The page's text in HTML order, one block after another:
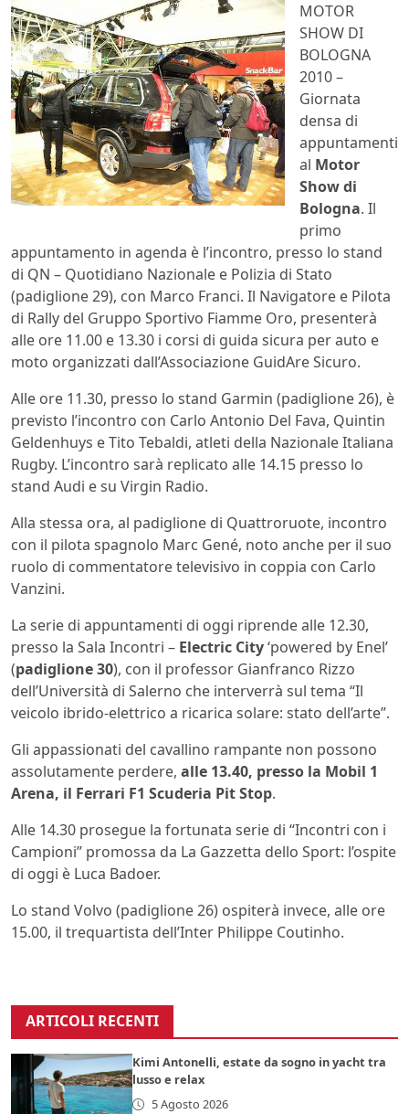
MOTOR
SHOW DI
BOLOGNA
2010 –
Giornata
densa di
appuntamenti
al Motor
Show di
Bologna. Il
primo
appuntamento in agenda è l’incontro, presso lo stand
di QN – Quotidiano Nazionale e Polizia di Stato
(padiglione 29), con Marco Franci. Il Navigatore e Pilota
di Rally del Gruppo Sportivo Fiamme Oro, presenterà
alle ore 11.00 e 13.30 i corsi di guida sicura per auto e
moto organizzati dall’Associazione GuidAre Sicuro.
Alle ore 11.30, presso lo stand Garmin (padiglione 26), è
previsto l’incontro con Carlo Antonio Del Fava, Quintin
Geldenhuys e Tito Tebaldi, atleti della Nazionale Italiana
Rugby. L’incontro sarà replicato alle 14.15 presso lo
stand Audi e su Virgin Radio.
Alla stessa ora, al padiglione di Quattroruote, incontro
con il pilota spagnolo Marc Gené, noto anche per il suo
ruolo di commentatore televisivo in coppia con Carlo
Vanzini.
La serie di appuntamenti di oggi riprende alle 12.30,
presso la Sala Incontri – Electric City‘powered by Enel’
(padiglione 30), con il professor Gianfranco Rizzo
dell’Università di Salerno che interverrà sul tema “Il
veicolo ibrido-elettrico a ricarica solare: stato dell’arte”.
Gli appassionati del cavallino rampante non possono
assolutamente perdere, alle 13.40, presso la Mobil 1
Arena, il Ferrari F1 Scuderia Pit Stop.
Alle 14.30 prosegue la fortunata serie di “Incontri con i
Campioni” promossa da La Gazzetta dello Sport: l’ospite
di oggi è Luca Badoer.
Lo stand Volvo (padiglione 26) ospiterà invece, alle ore
15.00, il trequartista dell’Inter Philippe Coutinho.
ARTICOLI RECENTI
Kimi Antonelli, estate da sogno in yacht tra
lusso e relax
5 Agosto 2026